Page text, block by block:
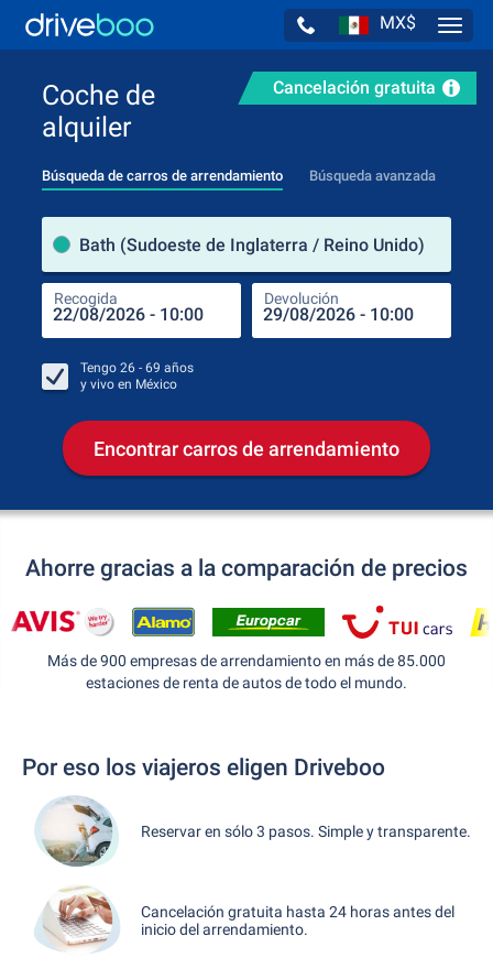
MX$
Cancelación gratuita
Coche de
alquiler
Búsqueda de carros de arrendamiento Búsqueda avanzada
Bath (Sudoeste de Inglaterra / Reino Unido)
Recogida Devolución
Tengo 26 - 69 años
y vivo en México
Encontrar carros de arrendamiento
Ahorre gracias a la comparación de precios
Más de 900 empresas de arrendamiento en más de 85.000
estaciones de renta de autos de todo el mundo.
Por eso los viajeros eligen Driveboo
Reservar en sólo 3 pasos. Simple y transparente.
Cancelación gratuita hasta 24 horas antes del
inicio del arrendamiento.